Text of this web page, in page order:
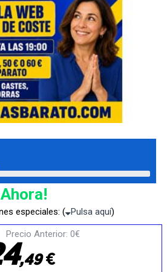
especiales: ( Pulsa aquí)
Precio Anterior: 0€
4,49€